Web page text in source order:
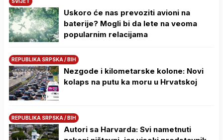
Uskoro će nas prevoziti avioni na
baterije? Mogli bi da lete na veoma
popularnim relacijama
REPUBLIKA SRPSKA / BIH
Nezgode i kilometarske kolone: Novi
kolaps na putu ka moru u Hrvatskoj
REPUBLIKA SRPSKA / BIH
Autori sa Harvarda: Svi nametnuti